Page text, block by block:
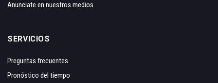
Anunciate en nuestros medios
SERVICIOS
Preguntas frecuentes
Pronóstico del tiempo